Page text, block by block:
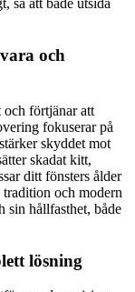
så att både utsida
och
förtjänar att
fokuserar på
skyddet mot
skadat kitt,
ditt fönsters ålder
tradition och modern
sin hållfasthet, både
lösning